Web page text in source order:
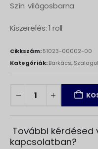
Szín: világosbarna
Kiszerelés: 1 roll
Cikkszám:51023-00002-00
Kategóriák:Barkács,
További kérdésed
kapcsolatban?